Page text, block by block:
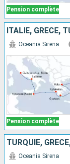
Pension complète
ITALIE, GRÈCE,
Pension complète
Oceania Sirena
Oceania Sirena